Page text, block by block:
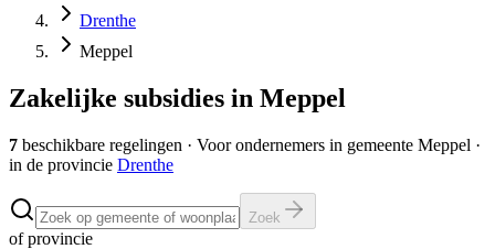
Drenthe
Meppel
Zakelijke subsidies in Meppel
7 beschikbare regelingen · Voor ondernemers in gemeente Meppel ·
in de provincie Drenthe
Zoek
of provincie